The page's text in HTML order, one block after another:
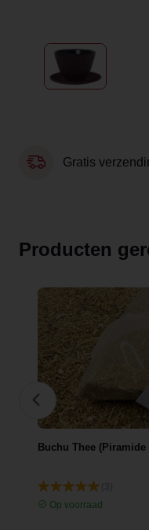
Gratis
Producten
Buchu Thee (Piramide
Op voorraad